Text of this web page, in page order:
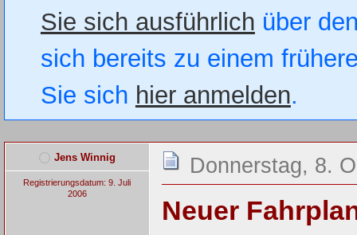
Sie sich ausführlich über
sich bereits zu einem
Sie sich hier anmelden.
Jens Winnig
Registrierungsdatum: 9. Juli
2006
Donnerstag, 8.
Neuer